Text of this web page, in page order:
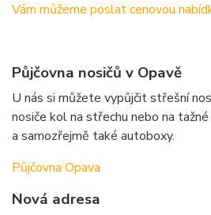
Vám můžeme poslat cenovou
Půjčovna nosičů v Opavě
U nás si můžete vypůjčit střešní
nosiče kol na střechu nebo na
a samozřejmě také autoboxy.
Půjčovna Opava
Nová adresa